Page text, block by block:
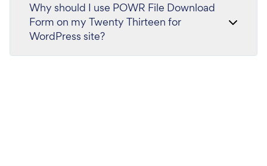
Why should I use POWR File Download
Form on my Twenty Thirteen for
WordPress site?